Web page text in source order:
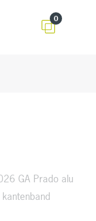
0
GA Prado alu